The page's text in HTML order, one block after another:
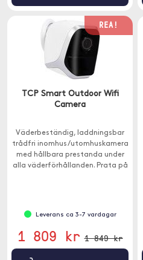
REA!
TCP Smart Outdoor Wifi
Camera
Väderbeständig, laddningsbar
trådfri inomhus/utomhuskamera
med hållbara prestanda under
alla väderförhållanden. Prata på
Leverans ca 3-7 vardagar
1 809 kr 1 849 kr